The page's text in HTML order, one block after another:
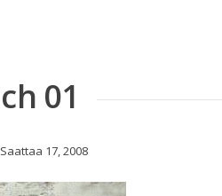
01
Saattaa 17, 2008